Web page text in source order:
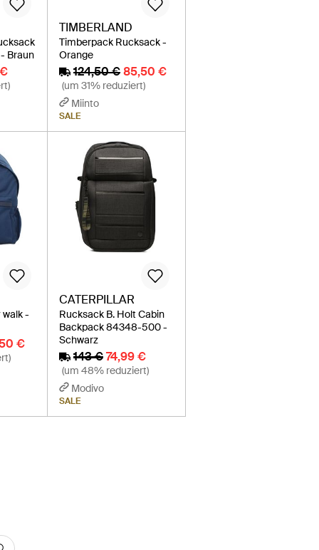
Braun
TIMBERLAND
Timberpack Rucksack -
Orange
124,50 €85,50 €
(um 31% reduziert)
Miinto
SALE
-
€
CATERPILLAR
Rucksack B. Holt Cabin
Backpack 84348-500 -
Schwarz
143 €74,99 €
(um 48% reduziert)
Modivo
SALE